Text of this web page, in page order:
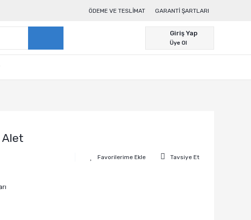
ÖDEME VE TESLIMAT GARANTI ŞARTLARI
Giriş Yap
Üye Ol
Alet
Tavsiye Et